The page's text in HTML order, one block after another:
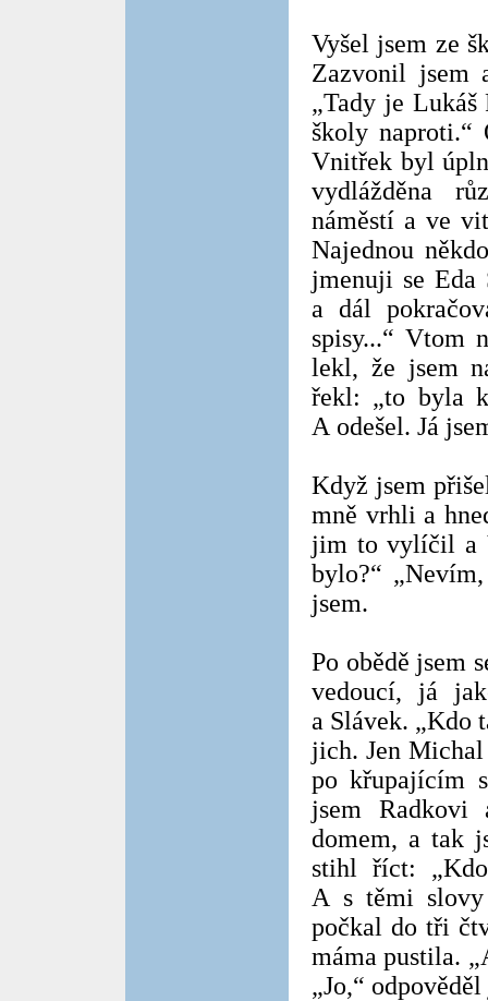
Vyšel jsem ze
Zazvonil jsem
„Tady je
školy naproti.“
Vnitřek byl
vydlážděna
náměstí a ve
Najednou
jmenuji se Eda
a dál
spisy...“ Vtom
lekl, že jsem
řekl: „to byla
A odešel. Já
Když jsem
mně vrhli a
jim to vylíčil a
bylo?“
jsem.
Po obědě jsem
vedoucí, já
a Slávek. „Kdo
jich. Jen
po křupajícím
jsem
domem, a tak
stihl říct:
A s těmi slovy
počkal do tři
máma pustila.
„Jo,“